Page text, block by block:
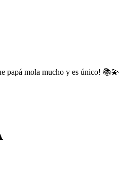
papá mola mucho y es único! 📚💫